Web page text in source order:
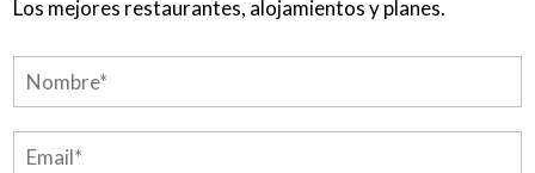
Los mejores restaurantes, alojamientos y planes.